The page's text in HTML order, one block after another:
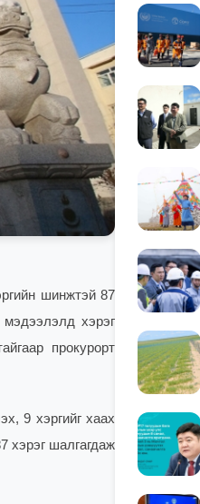
шинжтэй 87
хэрэг
прокурорт
9 хэргийг хаах
хэрэг шалгагдаж